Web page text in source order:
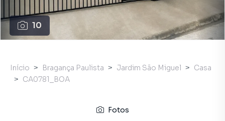
10
Início Bragança Paulista Jardim São Miguel
Casa
CA0781_BOA
Fotos